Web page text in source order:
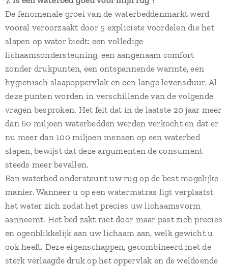
De fenomenale groei van de waterbeddenmarkt werd
vooral veroorzaakt door 5 expliciete voordelen die het
slapen op water biedt: een volledige
lichaamsondersteuning, een aangenaam comfort
zonder drukpunten, een ontspannende warmte, een
hygiënisch slaapoppervlak en een lange levensduur. Al
deze punten worden in verschillende van de volgende
vragen besproken. Het feit dat in de laatste 20 jaar meer
dan 60 miljoen waterbedden werden verkocht en dat er
nu meer dan 100 miljoen mensen op een waterbed
slapen, bewijst dat deze argumenten de consument
steeds meer bevallen.
Een waterbed ondersteunt uw rug op de best mogelijke
manier. Wanneer u op een watermatras ligt verplaatst
het water zich zodat het precies uw lichaamsvorm
aanneemt. Het bed zakt niet door maar past zich precies
en ogenblikkelijk aan uw lichaam aan, welk gewicht u
ook heeft. Deze eigenschappen, gecombineerd met de
sterk verlaagde druk op het oppervlak en de weldoende